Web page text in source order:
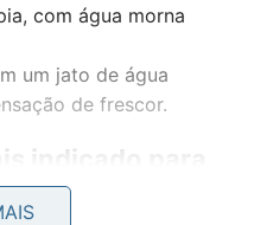
com água morna
um jato de água
de frescor.
indicado para